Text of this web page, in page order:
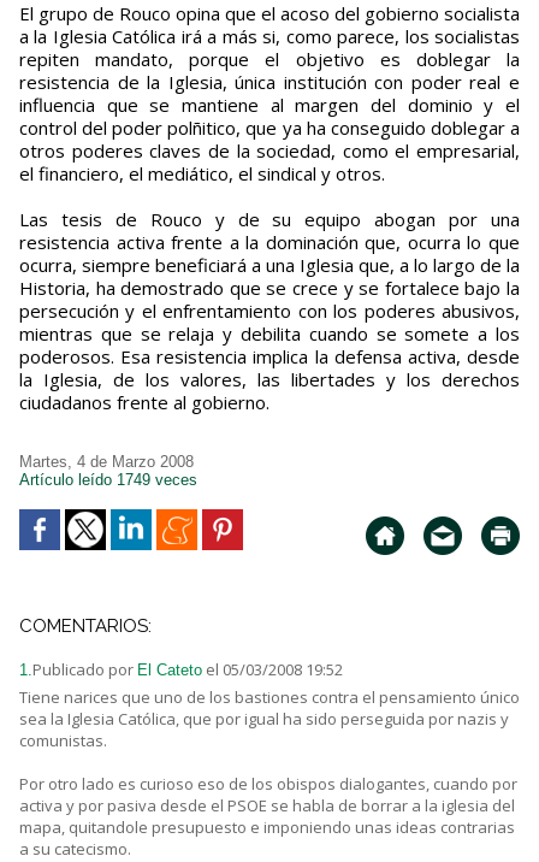
El grupo de Rouco opina que el acoso del gobierno socialista
a la Iglesia Católica irá a más si, como parece, los socialistas
repiten mandato, porque el objetivo es doblegar la
resistencia de la Iglesia, única institución con poder real e
influencia que se mantiene al margen del dominio y el
control del poder polñitico, que ya ha conseguido doblegar a
otros poderes claves de la sociedad, como el empresarial,
el financiero, el mediático, el sindical y otros.
Las tesis de Rouco y de su equipo abogan por una
resistencia activa frente a la dominación que, ocurra lo que
ocurra, siempre beneficiará a una Iglesia que, a lo largo de la
Historia, ha demostrado que se crece y se fortalece bajo la
persecución y el enfrentamiento con los poderes abusivos,
mientras que se relaja y debilita cuando se somete a los
poderosos. Esa resistencia implica la defensa activa, desde
la Iglesia, de los valores, las libertades y los derechos
ciudadanos frente al gobierno.
Martes, 4 de Marzo 2008
Artículo leído 1749 veces
COMENTARIOS:
1.Publicado por El Cateto el 05/03/2008 19:52
Tiene narices que uno de los bastiones contra el pensamiento único
sea la Iglesia Católica, que por igual ha sido perseguida por nazis y
comunistas.
Por otro lado es curioso eso de los obispos dialogantes, cuando por
activa y por pasiva desde el PSOE se habla de borrar a la iglesia del
mapa, quitandole presupuesto e imponiendo unas ideas contrarias
a su catecismo.